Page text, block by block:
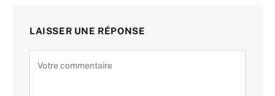
LAISSER UNE RÉPONSE